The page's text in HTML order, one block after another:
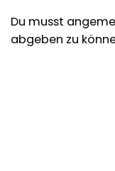
Du musst
abgeben zu